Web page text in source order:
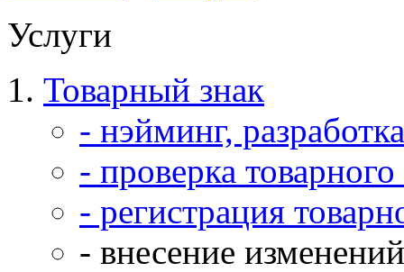
Услуги
Товарный знак
- нэйминг,
- проверка товарного
- регистрация
- внесение